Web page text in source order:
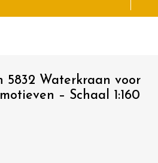
5832 Waterkraan voor
– Schaal 1:160